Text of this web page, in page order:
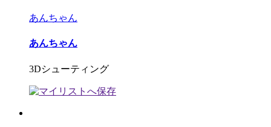
あんちゃん
あんちゃん
3Dシューティング